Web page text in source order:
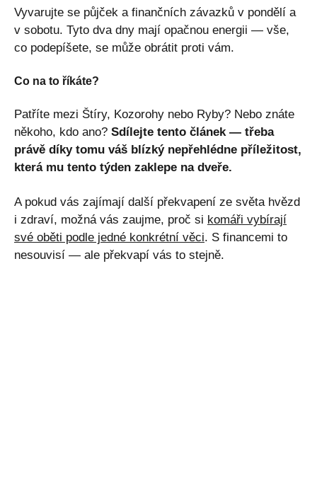
Vyvarujte se půjček a finančních závazků v pondělí a
v sobotu. Tyto dva dny mají opačnou energii — vše,
co podepíšete, se může obrátit proti vám.
Co na to říkáte?
Patříte mezi Štíry, Kozorohy nebo Ryby? Nebo znáte
někoho, kdo ano? Sdílejte tento článek — třeba
právě díky tomu váš blízký nepřehlédne příležitost,
která mu tento týden zaklepe na dveře.
A pokud vás zajímají další překvapení ze světa hvězd
i zdraví, možná vás zaujme, proč si komáři vybírají
své oběti podle jedné konkrétní věci. S financemi to
nesouvisí — ale překvapí vás to stejně.